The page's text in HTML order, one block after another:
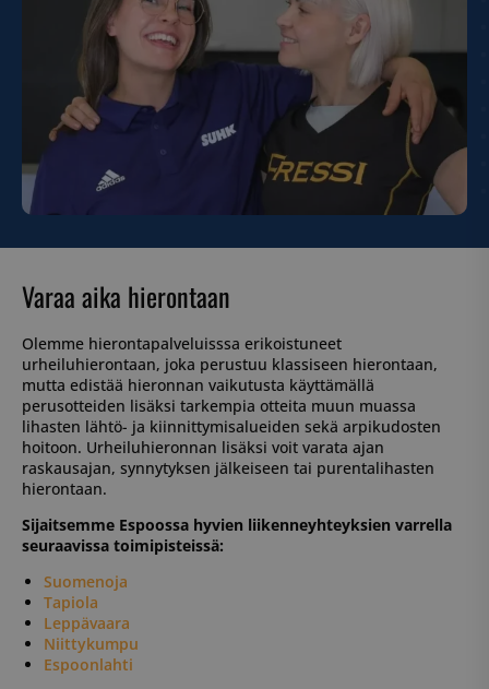
Varaa aika hierontaan
Olemme hierontapalveluisssa erikoistuneet
urheiluhierontaan, joka perustuu klassiseen hierontaan,
mutta edistää hieronnan vaikutusta käyttämällä
perusotteiden lisäksi tarkempia otteita muun muassa
lihasten lähtö- ja kiinnittymisalueiden sekä arpikudosten
hoitoon. Urheiluhieronnan lisäksi voit varata ajan
raskausajan, synnytyksen jälkeiseen tai purentalihasten
hierontaan.
Sijaitsemme Espoossa hyvien liikenneyhteyksien varrella
seuraavissa toimipisteissä:
Suomenoja
Tapiola
Leppävaara
Niittykumpu
Espoonlahti